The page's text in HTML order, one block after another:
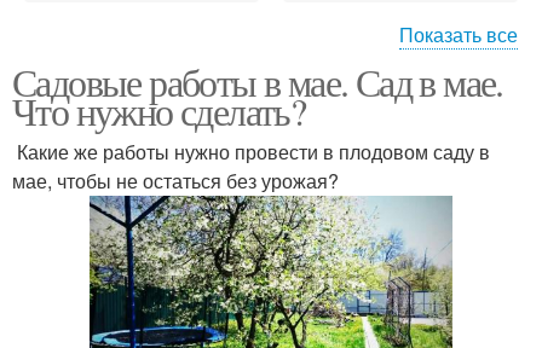
Основные работы
Показать все
Садовые работы в мае. Сад в мае.
Что нужно сделать?
Какие же работы нужно провести в плодовом саду в
мае, чтобы не остаться без урожая?